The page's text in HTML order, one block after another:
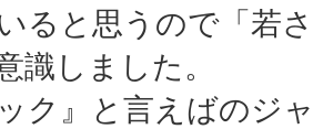
ると思うので「若
識しました。
ク』と言えばのジ